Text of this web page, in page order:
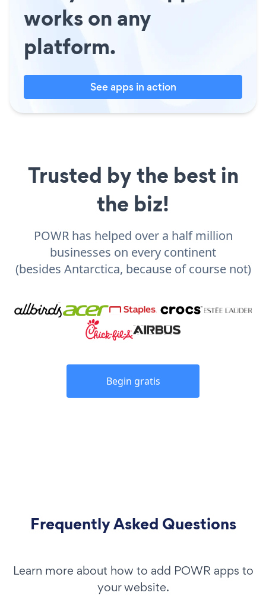
works on any
platform.
See apps in action
Trusted by the best in
the biz!
POWR has helped over a half million
businesses on every continent
(besides Antarctica, because of course not)
Begin gratis
Frequently Asked Questions
Learn more about how to add POWR apps to
your website.